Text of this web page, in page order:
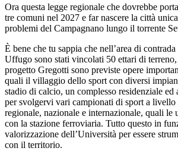
Ora questa legge regionale che dovrebbe
tre comuni nel 2027 e far nascere la città
problemi del Campagnano lungo il torrente
È bene che tu sappia che nell’area di
Uffugo sono stati vincolati 50 ettari di
progetto Gregotti sono previste opere
quali il villaggio dello sport con diversi
stadio di calcio, un complesso residenziale
per svolgervi vari campionati di sport a livello
regionale, nazionale e internazionale, quali le
con la stazione ferroviaria. Tutto questo in
valorizzazione dell’Università per essere
con il territorio.